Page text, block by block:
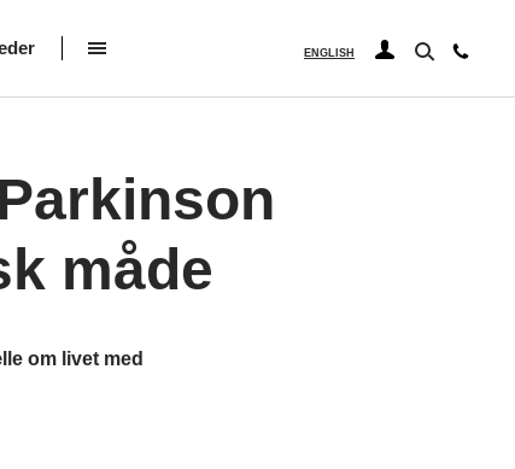
ENGLISH
måde
om livet med